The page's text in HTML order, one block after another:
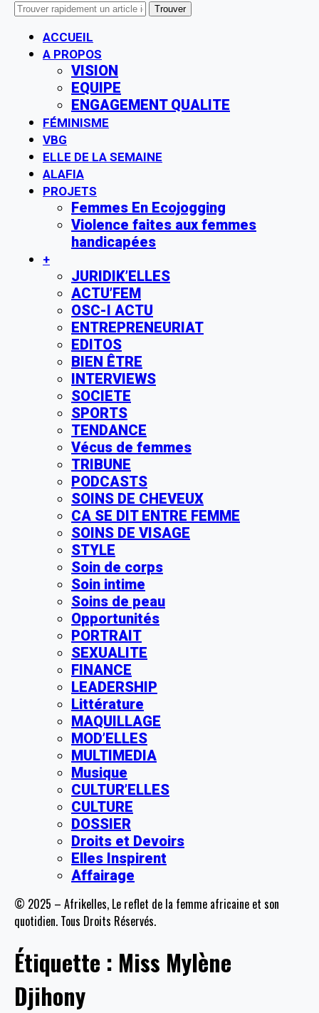
ACCUEIL
A PROPOS
VISION
EQUIPE
ENGAGEMENT QUALITE
FÉMINISME
VBG
ELLE DE LA SEMAINE
ALAFIA
PROJETS
Femmes En Ecojogging
Violence faites aux femmes
handicapées
+
JURIDIK’ELLES
ACTU’FEM
OSC-I ACTU
ENTREPRENEURIAT
EDITOS
BIEN ÊTRE
INTERVIEWS
SOCIETE
SPORTS
TENDANCE
Vécus de femmes
TRIBUNE
PODCASTS
SOINS DE CHEVEUX
CA SE DIT ENTRE FEMME
SOINS DE VISAGE
STYLE
Soin de corps
Soin intime
Soins de peau
Opportunités
PORTRAIT
SEXUALITE
FINANCE
LEADERSHIP
Littérature
MAQUILLAGE
MOD’ELLES
MULTIMEDIA
Musique
CULTUR’ELLES
CULTURE
DOSSIER
Droits et Devoirs
Elles Inspirent
Affairage
© 2025 – Afrikelles, Le reflet de la femme africaine et son
quotidien. Tous Droits Réservés.
Étiquette : Miss Mylène
Djihony